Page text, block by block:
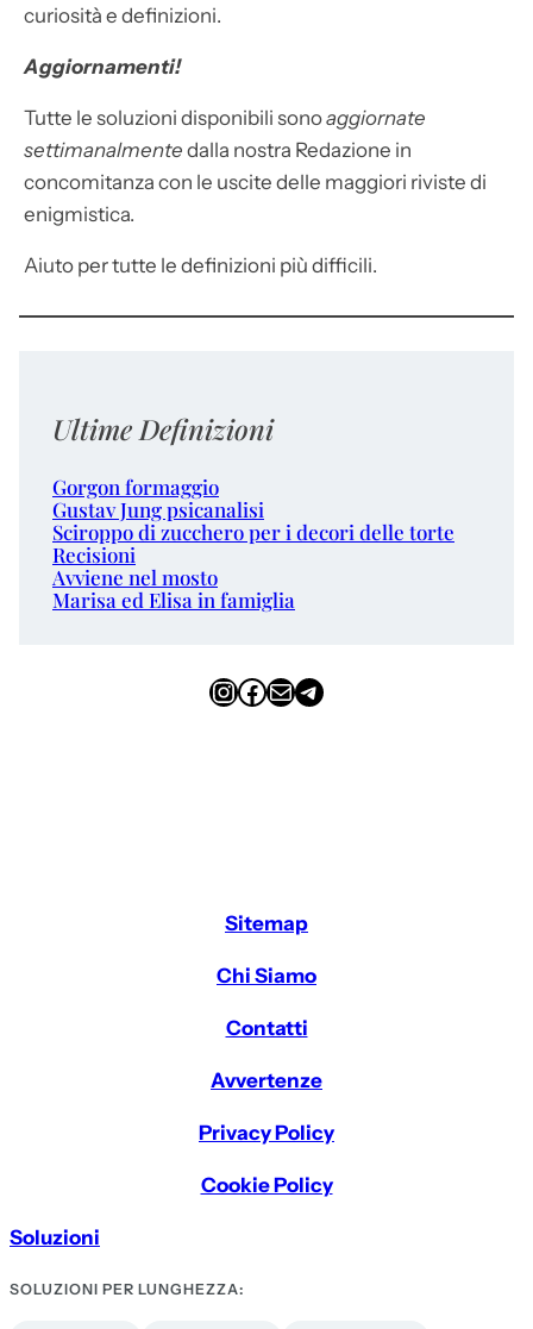
curiosità e definizioni.
Aggiornamenti!
Tutte le soluzioni disponibili sonoaggiornate
settimanalmente dalla nostra Redazione in
concomitanza con le uscite delle maggiori riviste di
enigmistica.
Aiuto per tutte le definizioni più difficili.
Ultime Definizioni
Gorgon formaggio
Gustav Jung psicanalisi
Sciroppo di zucchero per i decori delle torte
Recisioni
Avviene nel mosto
Marisa ed Elisa in famiglia
InstagramFacebook Email Telegram
Sitemap
Chi Siamo
Contatti
Avvertenze
Privacy Policy
Cookie Policy
Soluzioni
SOLUZIONI PER LUNGHEZZA: